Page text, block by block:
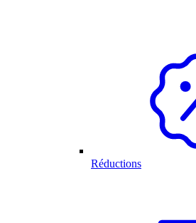
Réductions